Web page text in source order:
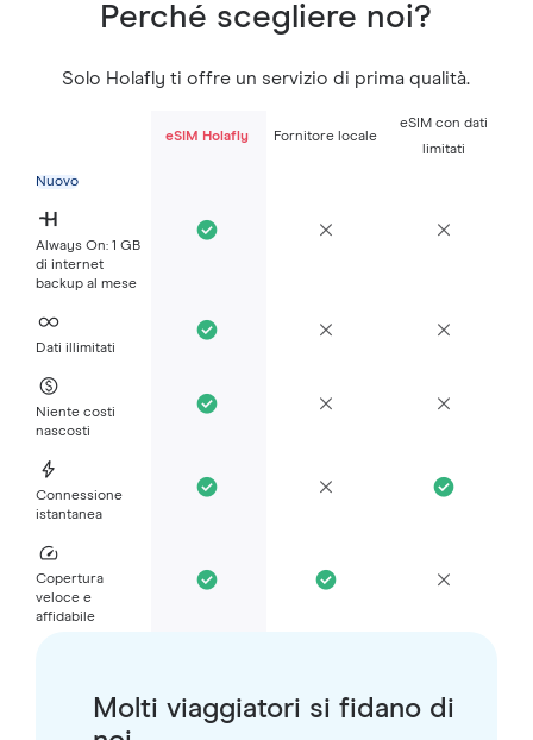
Perché scegliere noi?
Solo Holafly ti offre un servizio di prima qualità.
eSIM Holafly Fornitore locale
eSIM con dati
limitati
Nuovo
Always On: 1 GB
di internet
backup al mese
Dati illimitati
Niente costi
nascosti
Connessione
istantanea
Copertura
veloce e
affidabile
Molti viaggiatori si fidano di